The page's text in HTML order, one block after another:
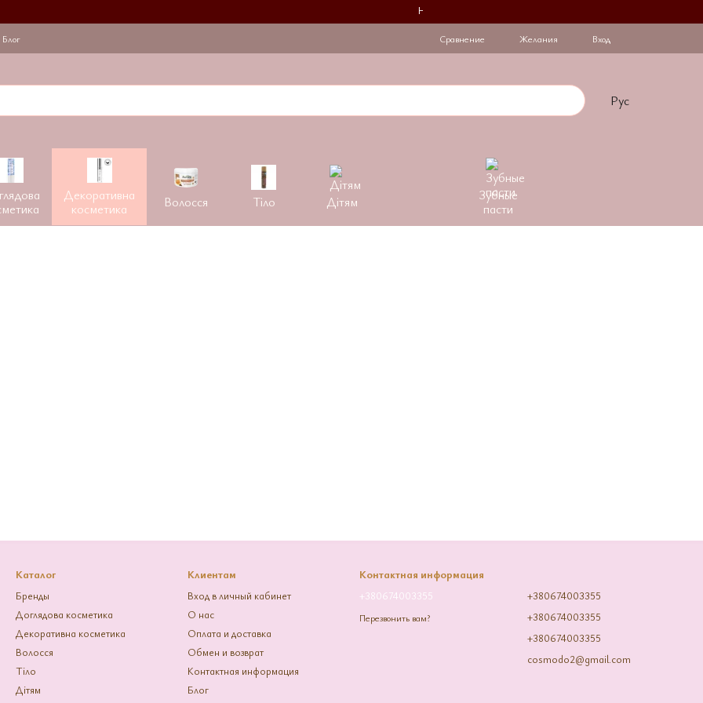
На День Закоханих при купівлі 2 флаконів на другий діє
Блог Сравнение Желания Вход
Рус
Декоративна
косметика
Волосся Тіло Дітям
Зубные
пасти
Каталог
Бренды
Доглядова косметика
Декоративна косметика
Волосся
Тіло
Дітям
Клиентам
Вход в личный кабинет
О нас
Оплата и доставка
Обмен и возврат
Контактная информация
Блог
Контактная информация
+380674003355
Перезвонить вам?
+380674003355
+380674003355
+380674003355
cosmodo2@gmail.com